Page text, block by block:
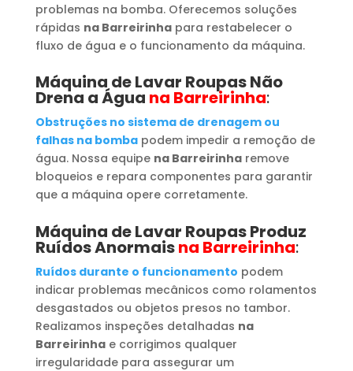
problemas na bomba. Oferecemos soluções
rápidas na Barreirinhapara restabelecer o
fluxo de água e o funcionamento da máquina.
Máquina de Lavar RoupasNão
Drena a Água na Barreirinha:
Obstruções no sistema de drenagem ou
falhas na bombapodem impedir a remoção de
água. Nossa equipe na Barreirinharemove
bloqueios e repara componentes para garantir
que a máquina opere corretamente.
Máquina de Lavar RoupasProduz
Ruídos Anormaisna Barreirinha:
Ruídos durante o funcionamento podem
indicar problemas mecânicos como rolamentos
desgastados ou objetos presos no tambor.
Realizamos inspeções detalhadas na
Barreirinhae corrigimos qualquer
irregularidade para assegurar um